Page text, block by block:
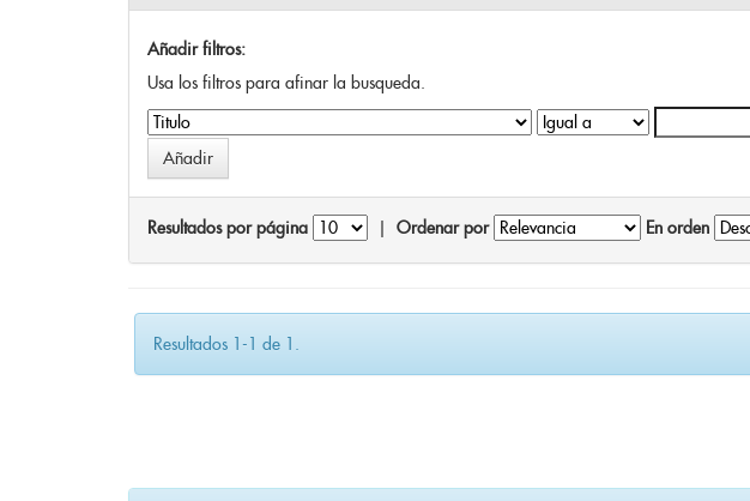
Añadir filtros:
Usa los filtros para afinar la busqueda.
Resultados por página Ordenar por En orden
Resultados 1-1 de 1.